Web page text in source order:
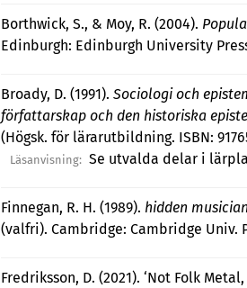
Borthwick, S., & Moy, R. (2004).
Edinburgh: Edinburgh University
Broady, D. (1991). Sociologi och
författarskap och den historiska
(Högsk. för lärarutbildning. ISBN:
Läsanvisning: Se utvalda delar i
Finnegan, R. H. (1989). hidden
(valfri). Cambridge: Cambridge Univ.
Fredriksson, D. (2021). ‘Not Folk Metal,